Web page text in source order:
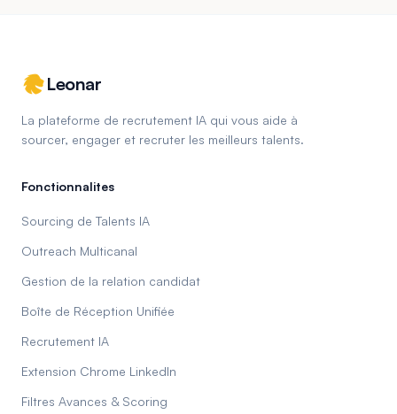
Leonar
La plateforme de recrutement IA qui vous aide à
sourcer, engager et recruter les meilleurs talents.
Fonctionnalites
Sourcing de Talents IA
Outreach Multicanal
Gestion de la relation candidat
Boîte de Réception Unifiée
Recrutement IA
Extension Chrome LinkedIn
Filtres Avances & Scoring